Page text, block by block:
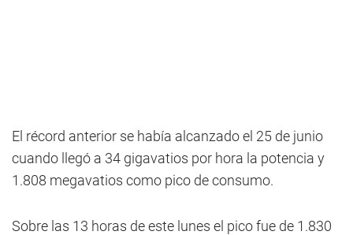
El récord anterior se había alcanzado el 25 de junio
cuando llegó a 34 gigavatios por hora la potencia y
1.808 megavatios como pico de consumo.
Sobre las 13 horas de este lunes el pico fue de 1.830